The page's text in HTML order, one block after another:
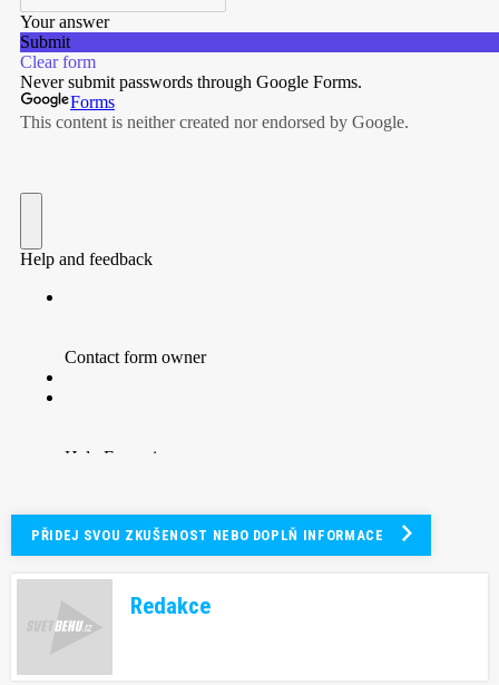
PŘIDEJ SVOU ZKUŠENOST NEBO DOPLŇ INFORMACE
Redakce